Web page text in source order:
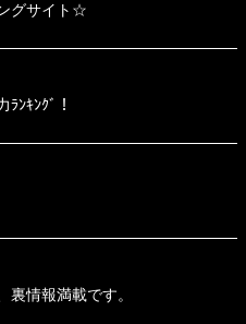
グサイト☆
ﾝｷﾝｸﾞ！
情報満載です。